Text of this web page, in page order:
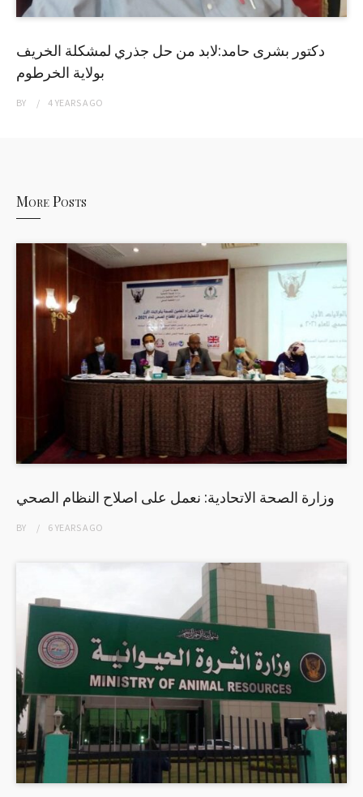
دكتور بشرى حامد:لابد من حل جذري لمشكلة الخريف
بولاية الخرطوم
BY 4 YEARSAGO
More Posts
وزارة الصحة الاتحادية: نعمل على اصلاح النظام الصحي
BY 6 YEARSAGO